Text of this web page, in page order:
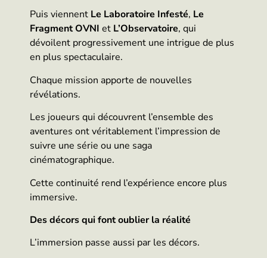
Puis viennent Le Laboratoire Infesté, Le
Fragment OVNI et L’Observatoire, qui
dévoilent progressivement une intrigue de plus
en plus spectaculaire.
Chaque mission apporte de nouvelles
révélations.
Les joueurs qui découvrent l’ensemble des
aventures ont véritablement l’impression de
suivre une série ou une saga
cinématographique.
Cette continuité rend l’expérience encore plus
immersive.
Des décors qui font oublier la réalité
L’immersion passe aussi par les décors.